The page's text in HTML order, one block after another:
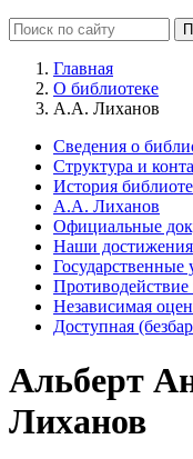
Главная
О библиотеке
А.А. Лиханов
Сведения о
Структура и
История
А.А. Лиханов
Официальные
Наши достижения
Государственные
Независимая
Доступная
Альберт
Лиханов